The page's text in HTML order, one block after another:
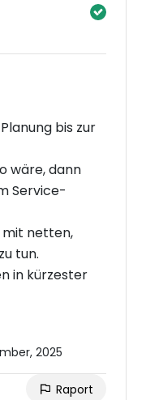
bis zur
wäre, dann
Service-
mit netten,
tun.
in kürzester
2025
Raport